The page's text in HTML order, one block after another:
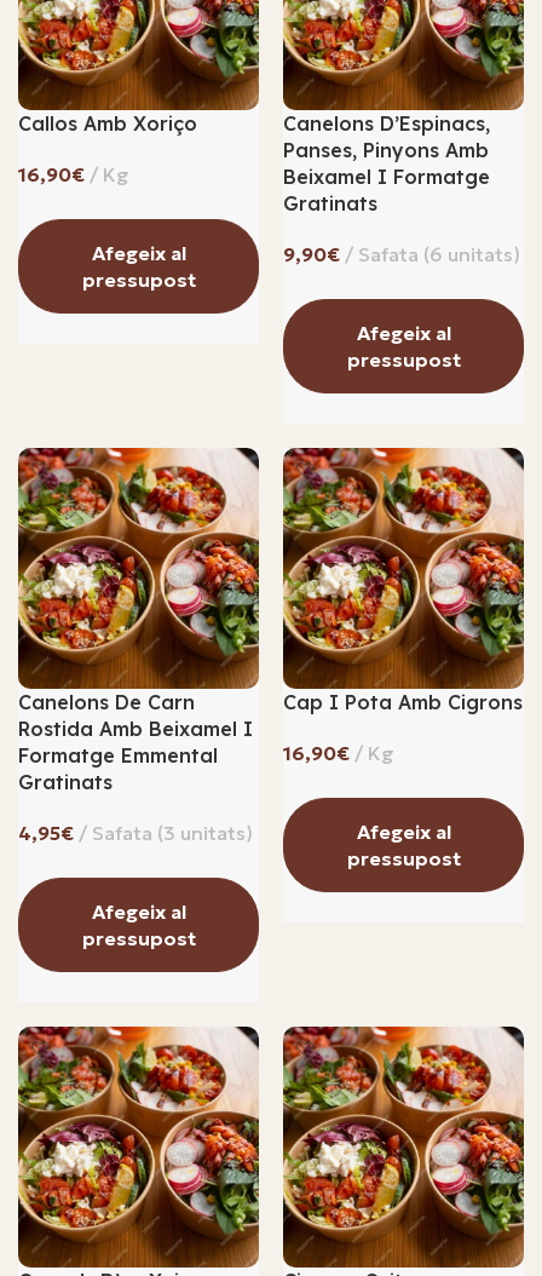
Callos Amb Xoriço
€
Afegeix al
pressupost
Canelons D’Espinacs,
Panses, Pinyons Amb
Beixamel I Formatge
Gratinats
€
Afegeix al
pressupost
Canelons De Carn
Rostida Amb Beixamel I
Formatge Emmental
Gratinats
€
Afegeix al
pressupost
Cap I Pota Amb Cigrons
€
Afegeix al
pressupost